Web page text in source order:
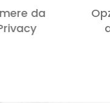
Opzioni di
alluminio: